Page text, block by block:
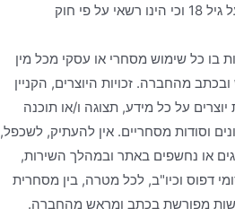
8. בעצם השימוש באתר ובשירות מצהיר המשתמש כי הינו מעל גיל 18 וכי הינו רשאי על פי חוק
בו כל שימוש מסחרי או עסקי מכל מין
מהחברה. זכויות היוצרים, הקניין
על כל מידע, תצוגה ו/או תוכנה
וסודות מסחריים. אין להעתיק, לשכפל,
או נחשפים באתר ובמהלך השירות,
דפוס וכיו"ב, לכל מטרה, בין מסחרית
רשות מפורשת בכתב ומראש מהחברה.